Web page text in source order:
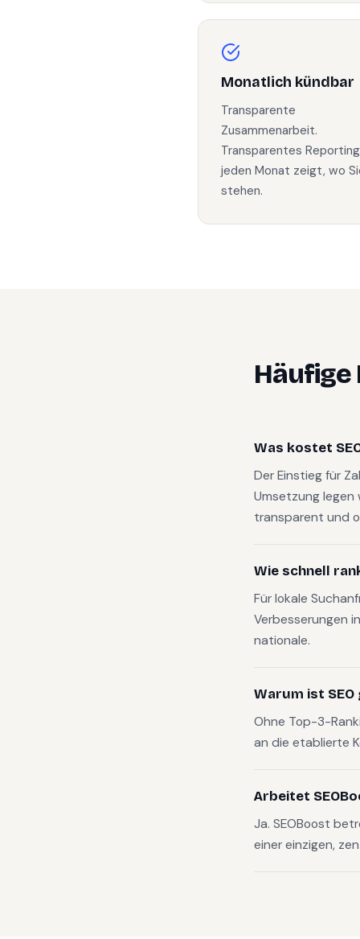
Monatlich kündbar
Transparente
Zusammenarbeit.
Transparentes
jeden Monat zeigt, wo
stehen.
Häufige
Was kostet
Der Einstieg für
Umsetzung
transparent und
Wie schnell
Für lokale
Verbesserungen
nationale.
Warum ist
Ohne Top-3-
an die etablierte
Arbeitet
Ja. SEOBoost
einer einzigen,